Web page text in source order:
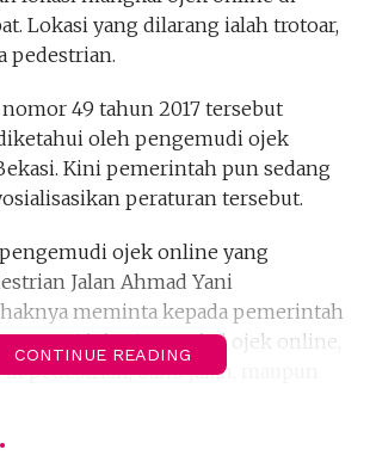
Lokasi yang dilarang ialah trotoar,
pedestrian.
49 tahun 2017 tersebut
oleh pengemudi ojek
Kini pemerintah pun sedang
peraturan tersebut.
ojek online yang
Jalan Ahmad Yani
meminta kepada pemerintah
lokasi mangkal ojek online,
pedestrian, bahu jalan, maupun
sudah seperti komunitas. Jangan
CONTINUE READING